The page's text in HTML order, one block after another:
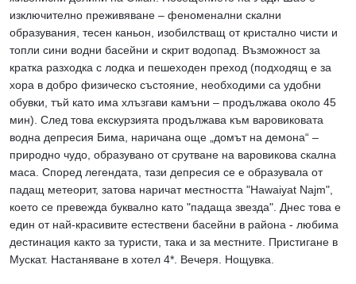
изключително преживяване – феноменални скални
образувания, тесен каньон, изобилстващ от кристално чисти и
топли сини водни басейни и скрит водопад. Възможност за
кратка разходка с лодка и пешеходен преход (подходящ е за
хора в добро физическо състояние, необходими са удобни
обувки, тъй като има хлъзгави камъни – продължава около 45
мин). След това екскурзията продължава към варовиковата
водна депресия Бима, наричана още „домът на демона“ –
природно чудо, образувано от срутване на варовикова скална
маса. Според легендата, тази депресия се е образувала от
падащ метеорит, затова наричат местността "Hawaiyat Najm",
което се превежда буквално като "падаща звезда". Днес това е
един от най-красивите естествени басейни в района - любима
дестинация както за туристи, така и за местните. Пристигане в
Мускат. Настаняване в хотел 4*. Вечеря. Нощувка.